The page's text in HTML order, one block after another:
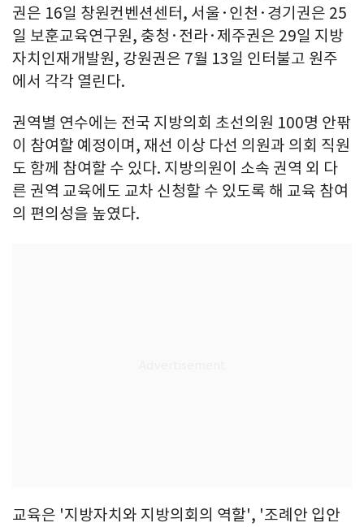
권은 16일 창원컨벤션센터, 서울·인천·경기권은 25
일 보훈교육연구원, 충청·전라·제주권은 29일 지방
자치인재개발원, 강원권은 7월 13일 인터불고 원주
에서 각각 열린다.
권역별 연수에는 전국 지방의회 초선의원 100명 안팎
이 참여할 예정이며, 재선 이상 다선 의원과 의회 직원
도 함께 참여할 수 있다. 지방의원이 소속 권역 외 다
른 권역 교육에도 교차 신청할 수 있도록 해 교육 참여
의 편의성을 높였다.
교육은 '지방자치와 지방의회의 역할', '조례안 입안